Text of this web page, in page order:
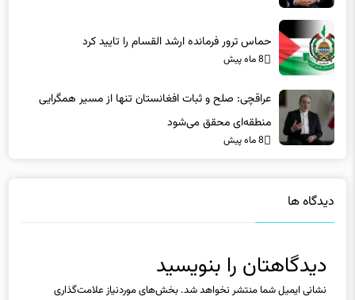
حماس ترور فرمانده ارشد القسام را تایید کرد
8 ماه پیش
عراقچی: صلح و ثبات افغانستان تنها از مسیر همگرایی
منطقه‌ای محقق می‌شود
8 ماه پیش
دیدگاه ها
دیدگاهتان را بنویسید
نشانی ایمیل شما منتشر نخواهد شد. بخش‌های موردنیاز علامت‌گذاری